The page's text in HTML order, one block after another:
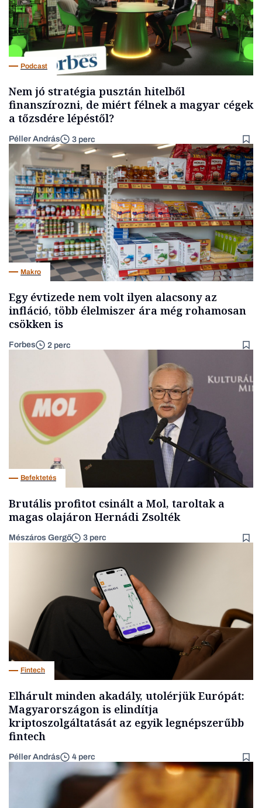
Podcast
Nem jó stratégia pusztán hitelből
finanszírozni, de miért félnek a magyar cégek
a tőzsdére lépéstől?
Péller András 3 perc
Makro
Egy évtizede nem volt ilyen alacsony az
infláció, több élelmiszer ára még rohamosan
csökken is
Forbes 2 perc
Befektetés
Brutális profitot csinált a Mol, taroltak a
magas olajáron Hernádi Zsolték
Mészáros Gergő 3 perc
Fintech
Elhárult minden akadály, utolérjük Európát:
Magyarországon is elindítja
kriptoszolgáltatását az egyik legnépszerűbb
fintech
Péller András 4 perc